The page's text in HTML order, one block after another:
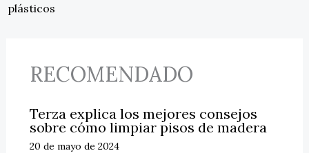
plásticos
RECOMENDADO
Terza explica los mejores consejos
sobre cómo limpiar pisos de madera
20 de mayo de 2024